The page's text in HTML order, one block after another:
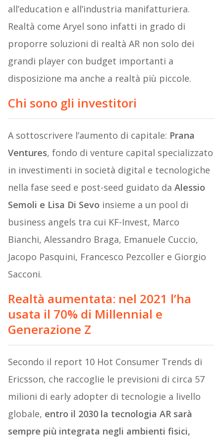
all’education e all’industria manifatturiera.
Realtà come Aryel sono infatti in grado di
proporre soluzioni di realtà AR non solo dei
grandi player con budget importanti a
disposizione ma anche a realtà più piccole.
Chi sono gli investitori
A sottoscrivere l’aumento di capitale: Prana
Ventures, fondo di venture capital specializzato
in investimenti in società digital e tecnologiche
nella fase seed e post-seed guidato da Alessio
Semoli e Lisa Di Sevo insieme a un pool di
business angels tra cui KF-Invest, Marco
Bianchi, Alessandro Braga, Emanuele Cuccio,
Jacopo Pasquini, Francesco Pezcoller e Giorgio
Sacconi.
Realtà aumentata: nel 2021 l’ha
usata il 70% di Millennial e
Generazione Z
Secondo il report 10 Hot Consumer Trends di
Ericsson, che raccoglie le previsioni di circa 57
milioni di early adopter di tecnologie a livello
globale, entro il 2030 la tecnologia AR sarà
sempre più integrata negli ambienti fisici,